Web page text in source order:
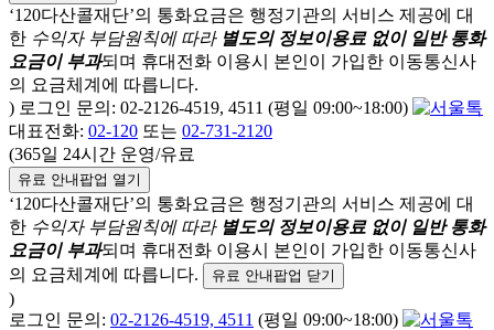
‘120다산콜재단’의 통화요금은 행정기관의 서비스 제공에 대
한 수익자 부담원칙에 따라 별도의 정보이용료 없이 일반 통화
요금이 부과되며 휴대전화 이용시 본인이 가입한 이동통신사
의 요금체계에 따릅니다.
) 로그인 문의: 02-2126-4519, 4511 (평일 09:00~18:00)
대표전화: 02-120 또는 02-731-2120
(365일 24시간 운영/유료
유료 안내팝업 열기
‘120다산콜재단’의 통화요금은 행정기관의 서비스 제공에 대
한 수익자 부담원칙에 따라 별도의 정보이용료 없이 일반 통화
요금이 부과되며 휴대전화 이용시 본인이 가입한 이동통신사
의 요금체계에 따릅니다.
유료 안내팝업 닫기
)
로그인 문의: 02-2126-4519, 4511 (평일 09:00~18:00)